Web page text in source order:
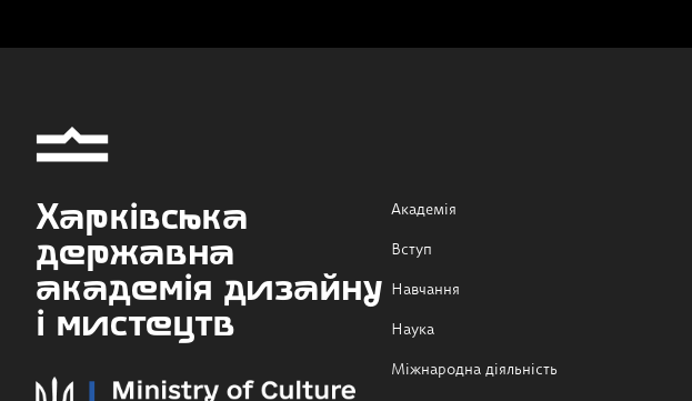
Харківська
державна
академія дизайну
і мистецтв
Академія
Вступ
Навчання
Наука
Міжнародна діяльність